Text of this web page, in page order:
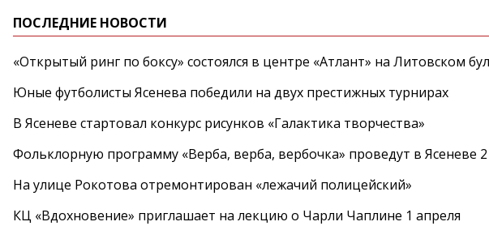
ПОСЛЕДНИЕ НОВОСТИ
«Открытый ринг по боксу» состоялся в центре «Атлант» на Литовском
Юные футболисты Ясенева победили на двух престижных турнирах
В Ясеневе стартовал конкурс рисунков «Галактика творчества»
Фольклорную программу «Верба, верба, вербочка» проведут в Ясеневе 2
На улице Рокотова отремонтирован «лежачий полицейский»
КЦ «Вдохновение» приглашает на лекцию о Чарли Чаплине 1 апреля